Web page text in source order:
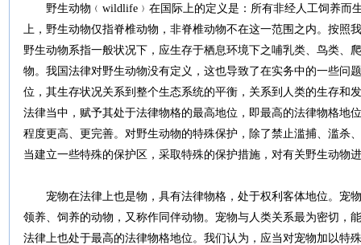
野生动物﹙wildlife﹚在国际上的定义是：所有非经人工饲养而
上，野生动物仅指脊椎动物，非脊椎动物不在这一范围之内。按照
野生动物系指一般状况下，应生存于栖息环境下之哺乳类、鸟类、
物。我国法律对野生动物没有定义，这也导致了在实务中的一些问
位，其生存状况关系到整个生态系统的平衡，关系到人类的生存和
法律当中，赋予其处于法律物格的最高地位，即最高的法律物格地
程度更高、更完善。对野生动物的特殊保护，除了禁止滥捕、滥杀
当建立一些特殊的保护区，采取特殊的保护措施，对有关野生动物
宠物在法律上也是物，具有法律物格，处于权利客体地位。宠
领养、饲养的动物，又称作同伴动物。宠物与人类关系最为密切，
法律上也处于最高的法律物格地位。我们认为，应当对宠物加以特